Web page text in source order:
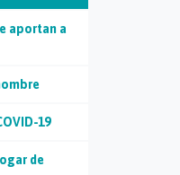
aportan a
19
de